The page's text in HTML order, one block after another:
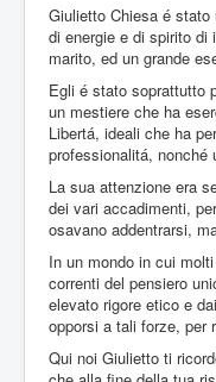
Giulietto Chiesa é
di energie e di spirito di
marito, ed un grande
Egli é stato soprattutto
un mestiere che ha
Libertá, ideali che ha
professionalitá, nonché
La sua attenzione era
dei vari accadimenti,
osavano addentrarsi,
In un mondo in cui
correnti del pensiero
elevato rigore etico e
opporsi a tali forze, per
Qui noi Giulietto ti